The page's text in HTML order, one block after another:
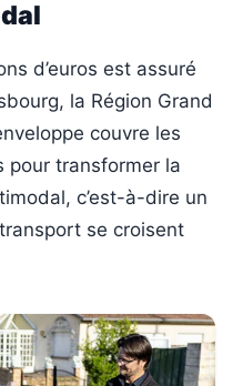
d’euros est assuré
la Région Grand
couvre les
pour transformer la
c’est-à-dire un
se croisent